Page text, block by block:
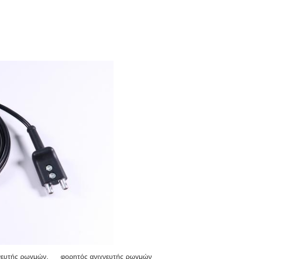
ρωγμών φορητός ανιχνευτής ρωγμών